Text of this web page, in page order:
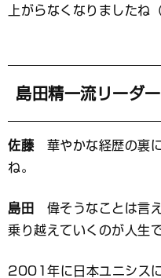
上がらなくなりましたね
島田精一流リーダ
佐藤華やかな経歴の裏に
ね。
島田
偉そうなことは言
乗り越えていくのが人生
2001年に日本ユニシス